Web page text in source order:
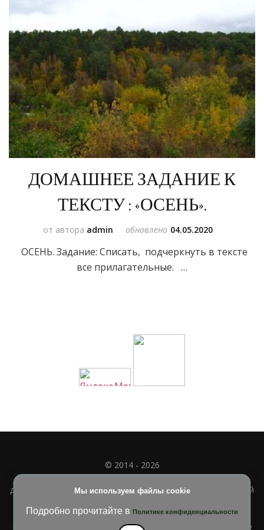
ДОМАШНЕЕ ЗАДАНИЕ К
ТЕКСТУ : «ОСЕНЬ».
от автора admin обновлено 04.05.2020
ОСЕНЬ. Задание: Списать, подчеркнуть в тексте
все прилагательные. …
Мы используем файлы cookie
Подробно прочитайте в Политике конфиденциальности
© 2014 - 2026
Полное или частичное использование материала
допускается только при наличии активной и индексируемой
Blossom Diva | РазработанаТемы Blossom . На платформе